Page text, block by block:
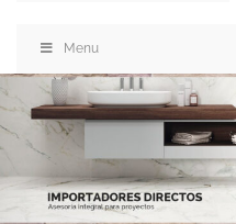
Menu